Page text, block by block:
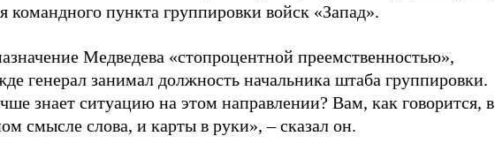
командного пункта группировки войск «Запад».
Медведева «стопроцентной преемственностью»,
генерал занимал должность начальника штаба группировки.
знает ситуацию на этом направлении? Вам, как говорится, в
смысле слова, и карты в руки», – сказал он.